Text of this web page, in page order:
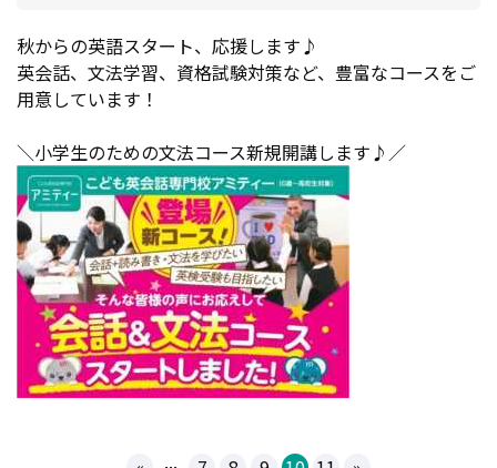
秋からの英語スタート、応援します♪
英会話、文法学習、資格試験対策など、豊富なコースをご
用意しています！
＼小学生のための文法コース新規開講します♪／
...